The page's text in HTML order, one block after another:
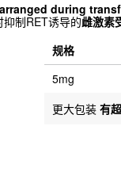
during
制RET诱导的雌激
规格
5mg
更大包装 有